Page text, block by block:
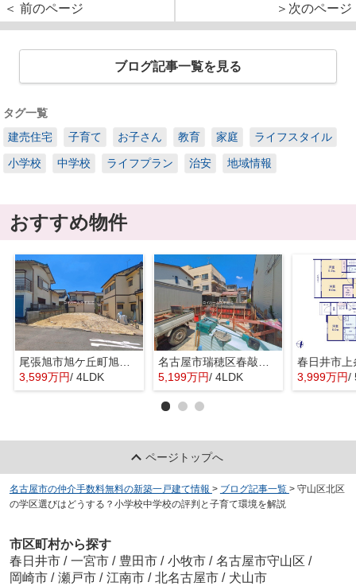
＜ 前のページ
＞次のページ
ブログ記事一覧を見る
タグ一覧
建売住宅
子育て お子さん 教育 家庭 ライフスタイル
小学校 中学校 ライフプラン 治安 地域情報
おすすめ物件
尾張旭市旭ケ丘町旭ケ丘5668-13『仲介料無料』新築戸建て
3,599万円/ 4LDK
5,199万円/ 4LDK 3,999万円/
ページトップへ
名古屋市の仲介手数料無料の新築一戸建て情報 > ブログ記事一覧 > 守山区北区
の学区選びはどうする？小学校中学校の評判と子育て環境を解説
市区町村から探す
春日井市 / 一宮市 / 豊田市 / 小牧市 / 名古屋市守山区 /
岡崎市 / 瀬戸市 / 江南市 / 北名古屋市 / 犬山市